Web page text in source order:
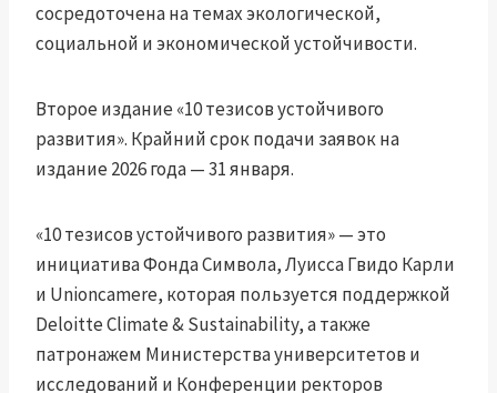
сосредоточена на темах экологической,
социальной и экономической устойчивости.
Второе издание «10 тезисов устойчивого
развития». Крайний срок подачи заявок на
издание 2026 года — 31 января.
«10 тезисов устойчивого развития» — это
инициатива Фонда Символа, Луисса Гвидо Карли
и Unioncamere, которая пользуется поддержкой
Deloitte Climate & Sustainability, а также
патронажем Министерства университетов и
исследований и Конференции ректоров